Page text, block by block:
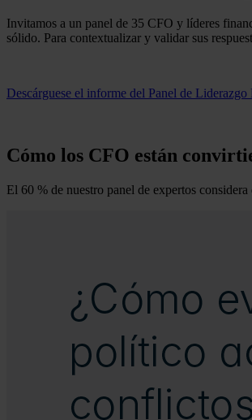
Invitamos a un panel de 35 CFO y líderes
sólido. Para contextualizar y validar sus
Descárguese el informe del Panel de Liderazgo
Cómo los CFO están
El 60 % de nuestro panel de expertos